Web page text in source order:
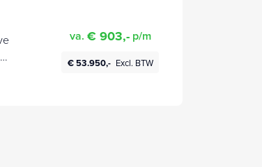
va. € 903,- p/m
€ 53.950,- Excl. BTW